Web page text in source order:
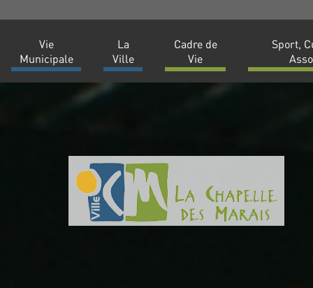
Vie
Municipale
La
Ville
Cadre de
Vie
Sport,